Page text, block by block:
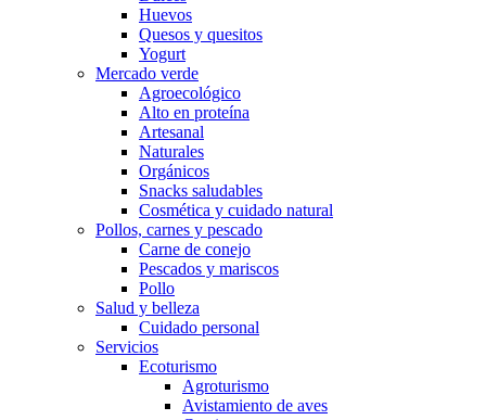
Huevos
Quesos y quesitos
Yogurt
Mercado verde
Agroecológico
Alto en proteína
Artesanal
Naturales
Orgánicos
Snacks saludables
Cosmética y cuidado natural
Pollos, carnes y pescado
Carne de conejo
Pescados y mariscos
Pollo
Salud y belleza
Cuidado personal
Servicios
Ecoturismo
Agroturismo
Avistamiento de aves